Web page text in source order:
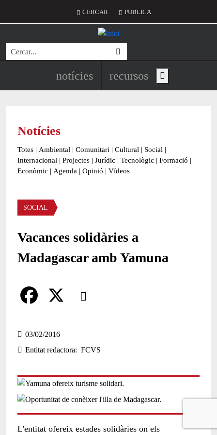
Menú del compte d'usuari
CERCAR PUBLICA
Cerca
Navegació principal de
notícies recursos Show main menu
Notícies
Totes | Ambiental | Comunitari | Cultural | Social |
Internacional | Projectes | Jurídic | Tecnològic | Formació |
Econòmic | Agenda | Opinió | Vídeos
Àmbit de la notícia
SOCIAL
Vacances solidàries a
Madagascar amb Yamuna
Comparteix
a
c
b
o
03/02/2016
Entitat redactora
FCVS
L'entitat ofereix estades solidàries on els